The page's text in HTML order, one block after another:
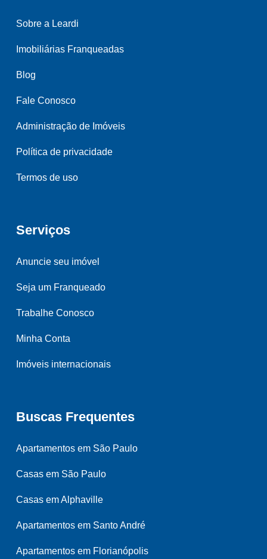
Sobre a Leardi
Imobiliárias Franqueadas
Blog
Fale Conosco
Administração de Imóveis
Política de privacidade
Termos de uso
Serviços
Anuncie seu imóvel
Seja um Franqueado
Trabalhe Conosco
Minha Conta
Imóveis internacionais
Buscas Frequentes
Apartamentos em São Paulo
Casas em São Paulo
Casas em Alphaville
Apartamentos em Santo André
Apartamentos em Florianópolis